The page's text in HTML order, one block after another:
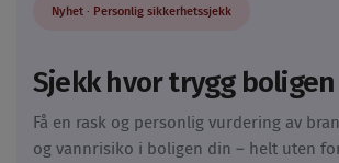
Nyhet · Personlig sikkerhetssjekk
Sjekk hvor trygg
Få en rask og personlig vurdering av
og vannrisiko i boligen din – helt uten